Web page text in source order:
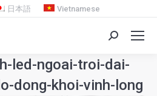
日本語 Vietnamese
Search:
led-ngoai-troi-dai-
dong-khoi-vinh-long